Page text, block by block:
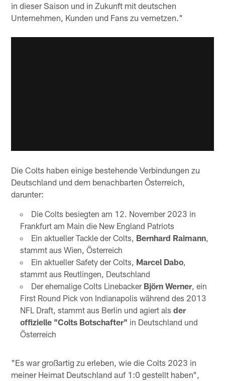
in dieser Saison und in Zukunft mit deutschen
Unternehmen, Kunden und Fans zu vernetzen."
Die Colts haben einige bestehende Verbindungen zu
Deutschland und dem benachbarten Österreich,
darunter:
Die Colts besiegten am 12. November 2023 in
Frankfurt am Main die New England Patriots
Ein aktueller Tackle der Colts, Bernhard Raimann,
stammt aus Wien, Österreich
Ein aktueller Safety der Colts, Marcel Dabo,
stammt aus Reutlingen, Deutschland
Der ehemalige Colts Linebacker Björn Werner, ein
First Round Pick von Indianapolis während des 2013
NFL Draft, stammt aus Berlin und agiert als der
offizielle "Colts Botschafter" in Deutschland und
Österreich
"Es war großartig zu erleben, wie die Colts 2023 in
meiner Heimat Deutschland auf 1:0 gestellt haben",